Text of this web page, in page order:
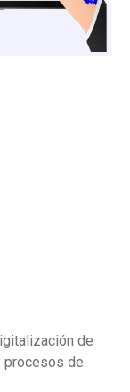
de
procesos de